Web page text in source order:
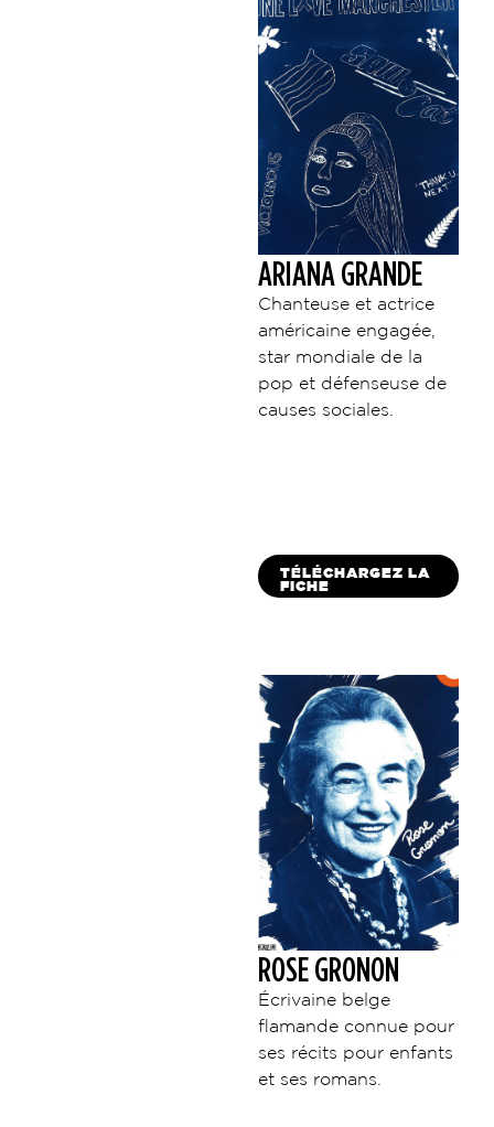
ARIANA GRANDE
Chanteuse et actrice
américaine engagée,
star mondiale de la
pop et défenseuse de
causes sociales.
TÉLÉCHARGEZ LA
FICHE
ROSE GRONON
Écrivaine belge
flamande connue pour
ses récits pour enfants
et ses romans.